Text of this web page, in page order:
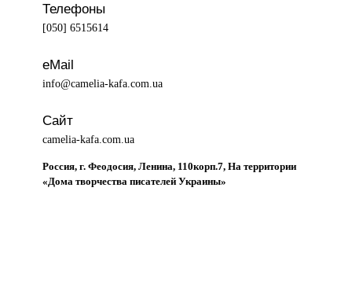
Телефоны
[050] 6515614
eMail
info@camelia-kafa.com.ua
Сайт
camelia-kafa.com.ua
Россия, г. Феодосия, Ленина, 110корп.7, На территории
«Дома творчества писателей Украины»